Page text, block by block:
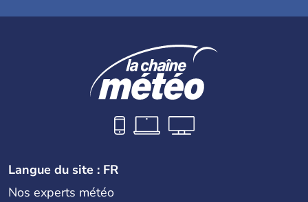
Langue du site : FR
Nos experts météo